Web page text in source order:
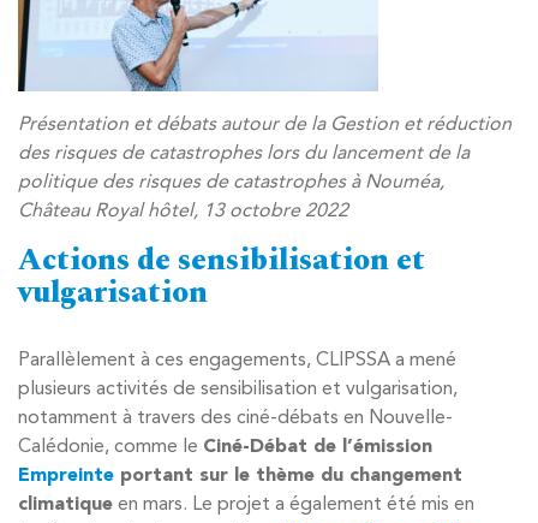
Présentation et débats autour de la Gestion et réduction
des risques de catastrophes lors du lancement de la
politique des risques de catastrophes à Nouméa,
Château Royal hôtel, 13 octobre 2022
Actions de sensibilisation et
vulgarisation
Parallèlement à ces engagements, CLIPSSA a mené
plusieurs activités de sensibilisation et vulgarisation,
notamment à travers des ciné-débats en Nouvelle-
Calédonie, comme le Ciné-Débat de l’émission
Empreinte portant sur le thème du changement
climatique en mars. Le projet a également été mis en